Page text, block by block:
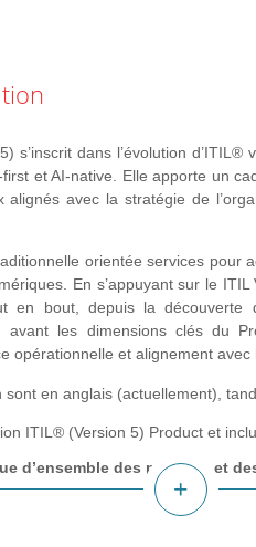
s’inscrit dans l’évolution
et AI-native. Elle apporte un
avec la stratégie de
orientée services pour
En s’appuyant sur le
en bout, depuis la découverte
avant les dimensions clés du
opérationnelle et alignement avec
sont en anglais (actuellement),
ITIL® (Version 5) Product et
d’ensemble des produits et